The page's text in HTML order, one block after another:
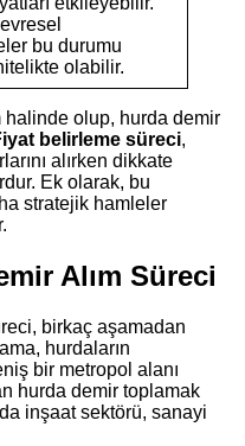
bu durumu
olabilir.
olup, hurda demir
belirleme süreci,
alırken dikkate
Ek olarak, bu
stratejik hamleler
Alım Süreci
birkaç aşamadan
hurdaların
bir metropol alanı
hurda demir toplamak
inşaat sektörü, sanayi